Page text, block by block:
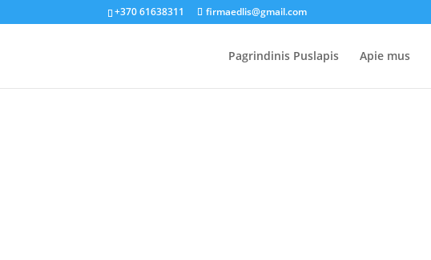
+370 61638311 firmaedlis@gmail.com
Pagrindinis Puslapis Apie mus